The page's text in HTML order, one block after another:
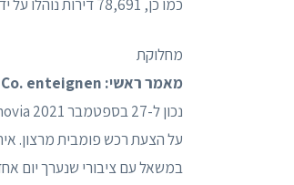
מחלוקת
מאמר ראשי: Deutsche Wohnen & Co. enteignen
על הצעת רכש פומבית מרצון.
במשאל עם ציבורי שנערך יום